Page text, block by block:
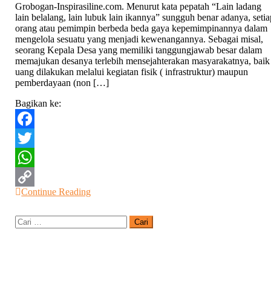
Triswanto,
Kades
Boloh
Grobogan
Yang
Peduli
Pemberdayaan
Grobogan-Inspirasiline.com. Menurut kata pepatah “Lain ladang
lain belalang, lain lubuk lain ikannya” sungguh benar adanya,
orang atau pemimpin berbeda beda gaya kepemimpinannya dalam
mengelola sesuatu yang menjadi kewenangannya. Sebagai misal,
seorang Kepala Desa yang memiliki tanggungjawab besar dalam
memajukan desanya terlebih mensejahterakan masyarakatnya, baik
uang dilakukan melalui kegiatan fisik ( infrastruktur) maupun
pemberdayaan (non […]
Bagikan ke:
Facebook
Twitter
WhatsApp
Copy
Link
Continue Reading
Cari
untuk: